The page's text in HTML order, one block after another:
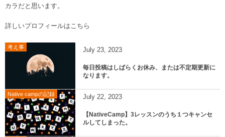
カラだと思います。
詳しいプロフィールはこちら
考え事 July 23 2023
毎日投稿はしばらくお休み、または不定期更新に
なります。
Native campの記録 July 22 2023
【NativeCamp】3レッスンのうち１つキャンセ
ルしてしまった。